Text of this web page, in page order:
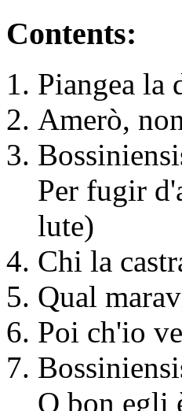
Contents:
Piangea la
Amerò,
Per fugir
lute)
Chi la
Qual
Poi ch'io
O bon egli